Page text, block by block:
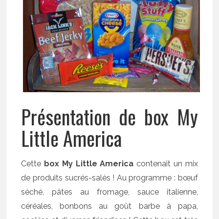
Présentation de box My
Little America
Cette box My Little America contenait un mix
de produits sucrés-salés ! Au programme : bœuf
séché, pâtes au fromage, sauce italienne,
céréales, bonbons au goût barbe à papa,